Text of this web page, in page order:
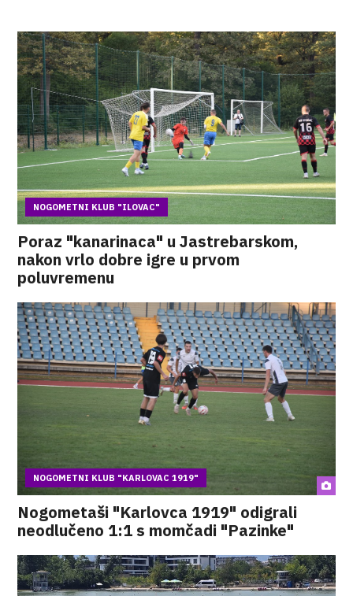
NOGOMETNI KLUB "ILOVAC"
Poraz "kanarinaca" u Jastrebarskom,
nakon vrlo dobre igre u prvom
poluvremenu
NOGOMETNI KLUB "KARLOVAC 1919"
Nogometaši "Karlovca 1919" odigrali
neodlučeno 1:1 s momčadi "Pazinke"